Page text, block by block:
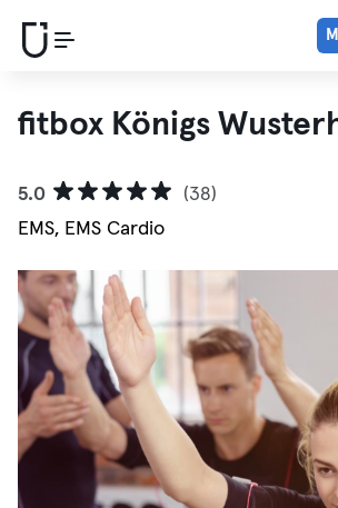
fitbox Königs
5.0
(38)
EMS, EMS Cardio